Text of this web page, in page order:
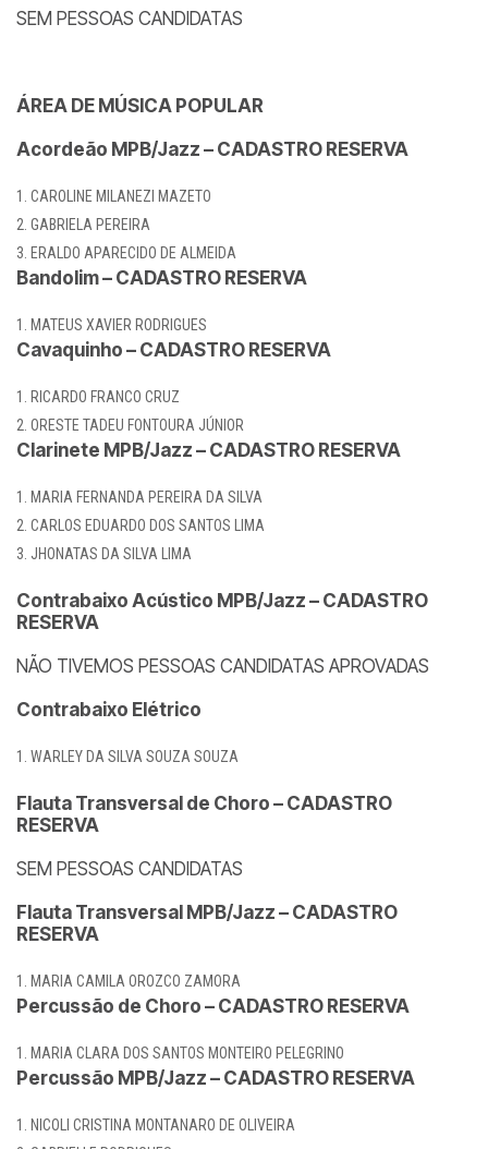
SEM PESSOAS CANDIDATAS
ÁREA DE MÚSICA POPULAR
Acordeão MPB/Jazz – CADASTRO RESERVA
CAROLINE MILANEZI MAZETO
GABRIELA PEREIRA
ERALDO APARECIDO DE ALMEIDA
Bandolim – CADASTRO RESERVA
MATEUS XAVIER RODRIGUES
Cavaquinho – CADASTRO RESERVA
RICARDO FRANCO CRUZ
ORESTE TADEU FONTOURA JÚNIOR
Clarinete MPB/Jazz – CADASTRO RESERVA
MARIA FERNANDA PEREIRA DA SILVA
CARLOS EDUARDO DOS SANTOS LIMA
JHONATAS DA SILVA LIMA
Contrabaixo Acústico MPB/Jazz – CADASTRO
RESERVA
NÃO TIVEMOS PESSOAS CANDIDATAS APROVADAS
Contrabaixo Elétrico
WARLEY DA SILVA SOUZA SOUZA
Flauta Transversal de Choro – CADASTRO
RESERVA
SEM PESSOAS CANDIDATAS
Flauta Transversal MPB/Jazz – CADASTRO
RESERVA
MARIA CAMILA OROZCO ZAMORA
Percussão de Choro – CADASTRO RESERVA
MARIA CLARA DOS SANTOS MONTEIRO PELEGRINO
Percussão MPB/Jazz – CADASTRO RESERVA
NICOLI CRISTINA MONTANARO DE OLIVEIRA